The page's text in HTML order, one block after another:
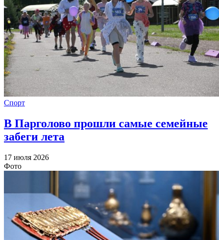
Спорт
В Парголово прошли самые семейные
забеги лета
17 июля 2026
Фото